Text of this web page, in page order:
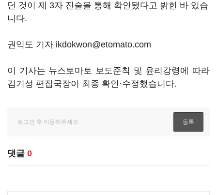
던 것이 제 3자 진술을 통해 확인됐다고 밝힌 바 있습
니다.
권익도 기자 ikdokwon@etomato.com
이 기사는 뉴스토마토 보도준칙 및 윤리강령에 따라
김기성 편집국장이 최종 확인·수정했습니다.
댓글 0